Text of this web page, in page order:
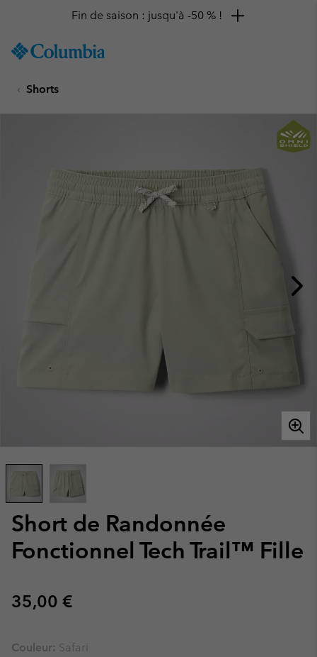
TO
SKIP
MAIN
SEARCH
Fin de saison : jusqu'à -50 % !
Shorts
Short de Randonnée
Fonctionnel Tech Trail™ Fille
Regular price:
35,00 €
Couleur: Safari